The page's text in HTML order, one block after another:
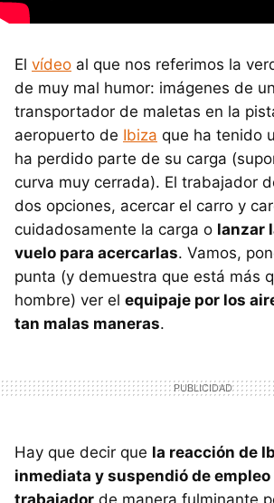
El vídeo al que nos referimos la
de muy mal humor: imágenes de
transportador de maletas en la
aeropuerto de Ibiza que ha tenido
ha perdido parte de su carga
curva muy cerrada). El trabajador
dos opciones, acercar el carro y
cuidadosamente la carga o lanzar
vuelo para acercarlas. Vamos,
punta (y demuestra que está más
hombre) ver el equipaje por los
tan malas maneras.
Hay que decir que la reacción de
inmediata y suspendió de empleo